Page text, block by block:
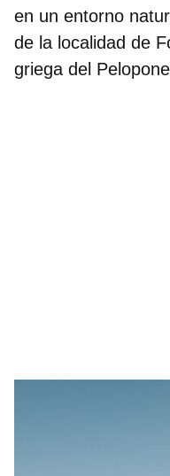
en un entorno
de la localidad de
griega del